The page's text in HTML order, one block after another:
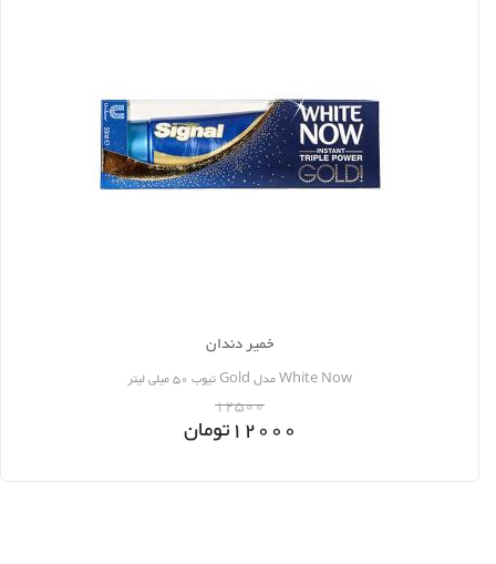
خمیر دندان
White Now مدل Gold تیوب 50 میلی لیتر
12500
12000تومان